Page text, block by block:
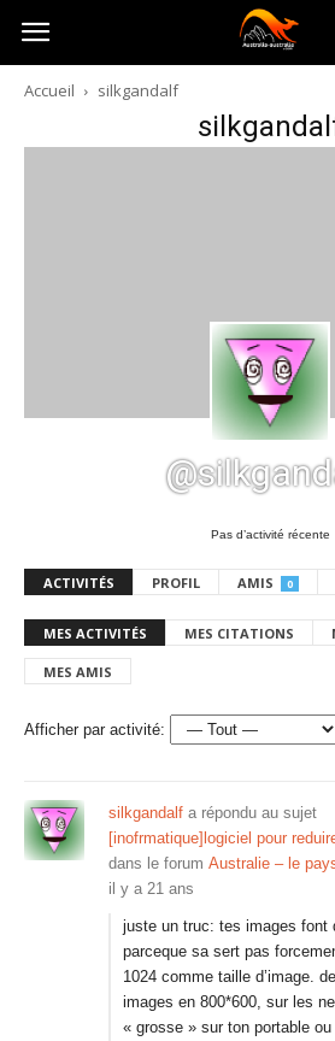
Australia-
australie.com
Accueil silkgandalf
Pas d’activité récente
ACTIVITÉS PROFIL AMIS 0
MES ACTIVITÉS MES CITATIONS
MES AMIS
Afficher par activité:
silkgandalf a répondu au sujet
[inofrmatique]logiciel pour
dans le forum Australie – le
il y a 21 ans
juste un truc: tes images font
parceque sa sert pas
1024 comme taille d’image.
images en 800*600, sur les
« grosse » sur ton portable